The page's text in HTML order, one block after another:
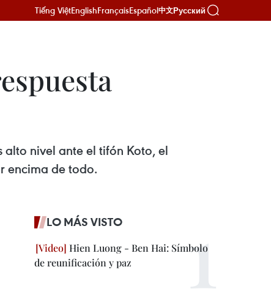
Tiếng ViệtEnglishFrançaisEspañol中文Русский
alto nivel ante el tifón Koto, el
encima de todo.
LO MÁS VISTO
Hien Luong - Ben Hai: Símbolo
de reunificación y paz